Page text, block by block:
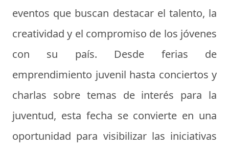
eventos que buscan destacar el talento, la
creatividad y el compromiso de los jóvenes
con su país. Desde ferias de
emprendimiento juvenil hasta conciertos y
charlas sobre temas de interés para la
juventud, esta fecha se convierte en una
oportunidad para visibilizar las iniciativas